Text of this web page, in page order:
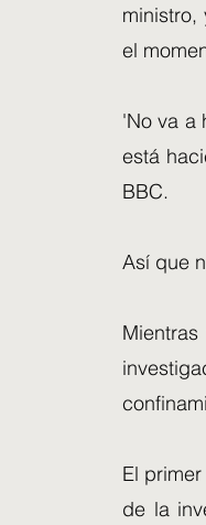
ministro,
el
'No va a
está
BBC.
Así que
El
de la